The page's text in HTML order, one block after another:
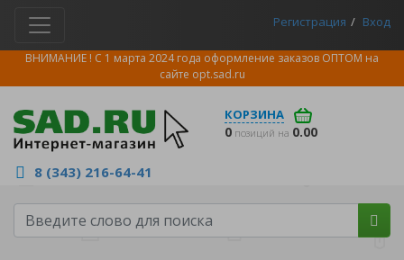
Регистрация Вход
ВНИМАНИЕ ! С 1 марта 2024 года оформление заказов ОПТОМ на
сайте opt.sad.ru
КОРЗИНА
0 позиций на 0.00
8 (343) 216-64-41